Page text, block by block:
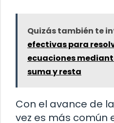
Quizás también te
efectivas para
ecuaciones
suma y resta
Con el avance de
vez es más común